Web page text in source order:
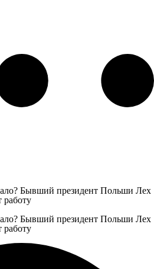
Бывший президент Польши Лех
работу
Бывший президент Польши Лех
работу